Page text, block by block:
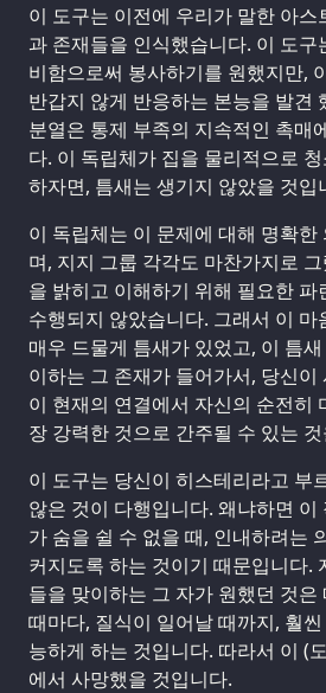
이 도구는 이전에 우리가 말한 아
과 존재들을 인식했습니다. 이 도
비함으로써 봉사하기를 원했지만,
반갑지 않게 반응하는 본능을 발견
분열은 통제 부족의 지속적인 촉매
다. 이 독립체가 집을 물리적으로
하자면, 틈새는 생기지 않았을 것입
이 독립체는 이 문제에 대해 명확
며, 지지 그룹 각각도 마찬가지로
을 밝히고 이해하기 위해 필요한
수행되지 않았습니다. 그래서 이
매우 드물게 틈새가 있었고, 이 틈
이하는 그 존재가 들어가서, 당신이
이 현재의 연결에서 자신의 순전히
장 강력한 것으로 간주될 수 있는
이 도구는 당신이 히스테리라고 부
않은 것이 다행입니다. 왜냐하면
가 숨을 쉴 수 없을 때, 인내하려는
커지도록 하는 것이기 때문입니다.
들을 맞이하는 그 자가 원했던 것
때마다, 질식이 일어날 때까지, 훨
능하게 하는 것입니다. 따라서 이 (
에서 사망했을 것입니다.